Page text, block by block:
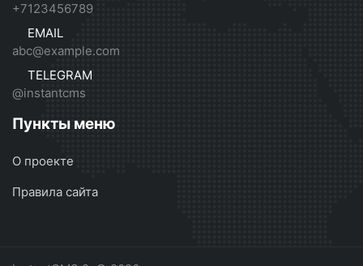
+7123456789
EMAIL
abc@example.com
TELEGRAM
@instantcms
Пункты меню
О проекте
Правила сайта